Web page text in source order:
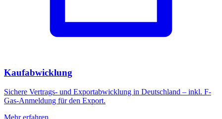
Kaufabwicklung
Sichere Vertrags- und Exportabwicklung in Deutschland – inkl. F-
Gas-Anmeldung für den Export.
Mehr erfahren